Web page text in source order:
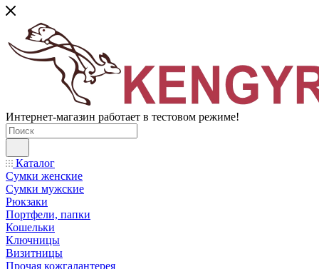
Интернет-магазин работает в тестовом режиме!
Каталог
Сумки женские
Сумки мужские
Рюкзаки
Портфели, папки
Кошельки
Ключницы
Визитницы
Прочая кожгалантерея